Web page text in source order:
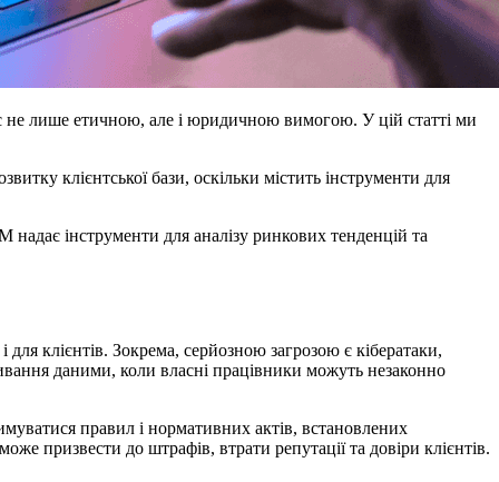
є не лише етичною, але і юридичною вимогою. У цій статті ми
клієнтської бази, оскільки містить інструменти для
інструменти для аналізу ринкових тенденцій та
для клієнтів. Зокрема, серйозною загрозою є кібератаки,
даними, коли власні працівники можуть незаконно
правил і нормативних актів, встановлених
призвести до штрафів, втрати репутації та довіри клієнтів.